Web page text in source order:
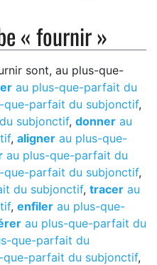
« fournir »
sont, au plus-que-
au plus-que-parfait du
que-parfait du subjonctif,
subjonctif, donner au
, aligner au plus-que-
au plus-que-parfait du
que-parfait du subjonctif,
du subjonctif, tracer au
, enfiler au plus-que-
au plus-que-parfait du
que-parfait du
que-parfait du subjonctif,